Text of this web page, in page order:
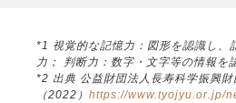
*1 視覚的な記憶力：図形を認識し、
力； 判断力：数字・文字等の情報を
*2 出典 公益財団法人長寿科学振興財
（2022） https://www.tyojyu.or.jp/